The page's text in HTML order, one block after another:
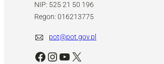
NIP: 525 21 50 196
Regon: 016213775
pot@pot.gov.pl
Facebook Instagram YouTube X